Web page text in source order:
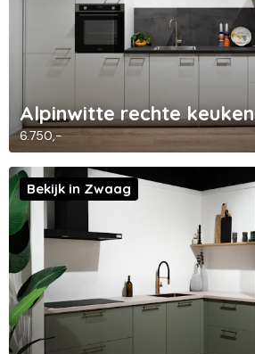
Alpinwitte rechte keuken
6.750,-
Bekijk in Zwaag